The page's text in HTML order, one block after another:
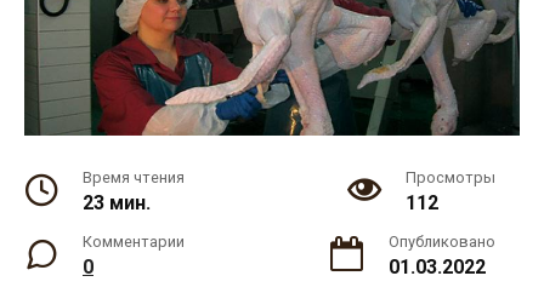
Время чтения
23 мин.
Просмотры
112
Комментарии
0
Опубликовано
01.03.2022